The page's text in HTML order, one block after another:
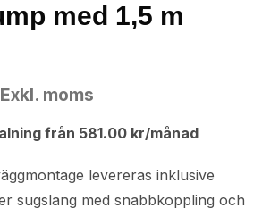
från 581.00 kr/månad
Exkl. moms
med 1,5 m
levereras inklusive
sugslang med snabbkoppling och